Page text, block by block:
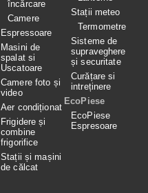
încărcare
Camere
Espressoare
Masini de
spalat si
Uscatoare
Camere foto și
video
Aer condiționat
Frigidere și
combine
frigorifice
Stații și mașini
de călcat
Stații meteo
Termometre
Sisteme de
supraveghere
și securitate
Curățare si
intreținere
EcoPiese
EcoPiese
Espresoare